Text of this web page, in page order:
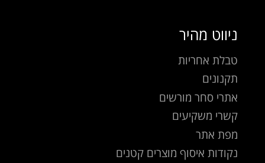
ניווט מהיר
טבלת אחריות
תקנונים
אתרי סחר מורשים
קשרי משקיעים
מפת אתר
נקודות איסוף מוצרים קטנים